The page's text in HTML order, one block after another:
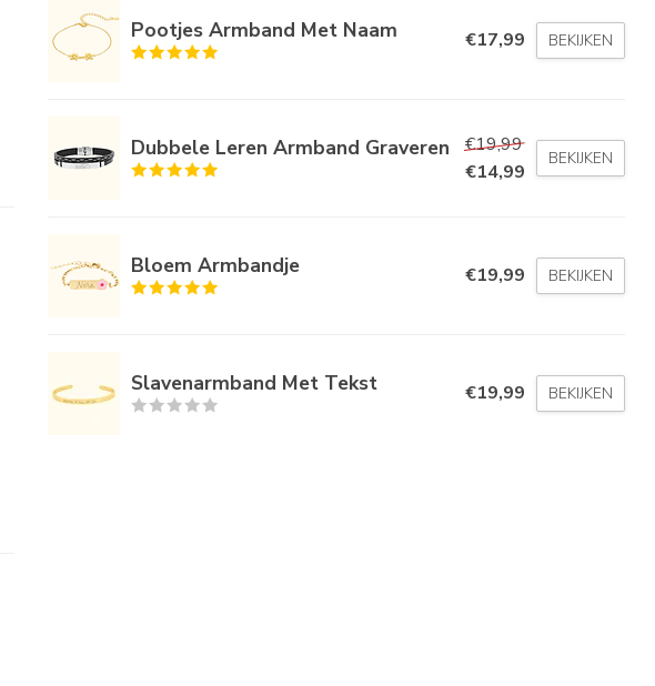
Pootjes Armband Met Naam €17,99 BEKIJKEN
Dubbele Leren Armband Graveren
€19,99
€14,99
BEKIJKEN
Bloem Armbandje €19,99 BEKIJKEN
Slavenarmband Met Tekst €19,99 BEKIJKEN